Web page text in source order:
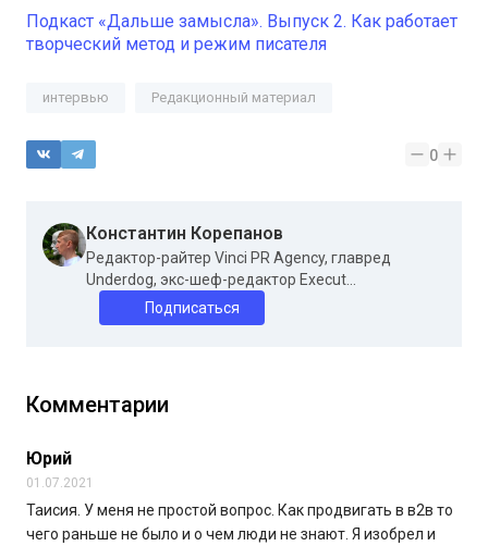
Подкаст «Дальше замысла». Выпуск 2. Как работает
творческий метод и режим писателя
интервью Редакционный материал
0
Константин Корепанов
Редактор-райтер Vinci PR Agency, главред
Underdog, экс-шеф-редактор Execut...
Подписаться
Комментарии
Юрий
01.07.2021
Таисия. У меня не простой вопрос. Как продвигать в в2в то
чего раньше не было и о чем люди не знают. Я изобрел и